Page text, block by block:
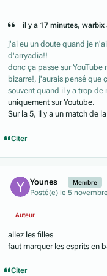
il y a 17 minutes, warbix
j'ai eu un doute quand je
d'arryadia!!
donc ça passe sur YouTube
bizarre!, j'aurais pensé que
souvent quand il y a trop de
uniquement sur Youtube.
Sur la 5, il y a un match de
Citer
Younes Membre
Posté(e) le 5
Auteur
allez les filles
faut marquer les esprits en
Citer